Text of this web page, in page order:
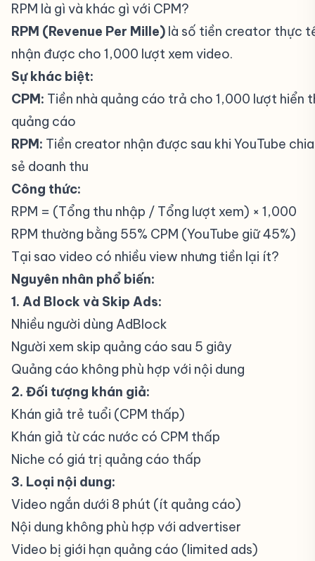
RPM là gì và khác gì với CPM?
RPM (Revenue Per Mille) là số tiền creator thực
nhận được cho 1,000 lượt xem video.
Sự khác biệt:
CPM: Tiền nhà quảng cáo trả cho 1,000 lượt hiển
quảng cáo
RPM: Tiền creator nhận được sau khi YouTube chia
sẻ doanh thu
Công thức:
RPM = (Tổng thu nhập / Tổng lượt xem) × 1,000
RPM thường bằng 55% CPM (YouTube giữ 45%)
Tại sao video có nhiều view nhưng tiền lại ít?
Nguyên nhân phổ biến:
1. Ad Block và Skip Ads:
Nhiều người dùng AdBlock
Người xem skip quảng cáo sau 5 giây
Quảng cáo không phù hợp với nội dung
2. Đối tượng khán giả:
Khán giả trẻ tuổi (CPM thấp)
Khán giả từ các nước có CPM thấp
Niche có giá trị quảng cáo thấp
3. Loại nội dung:
Video ngắn dưới 8 phút (ít quảng cáo)
Nội dung không phù hợp với advertiser
Video bị giới hạn quảng cáo (limited ads)